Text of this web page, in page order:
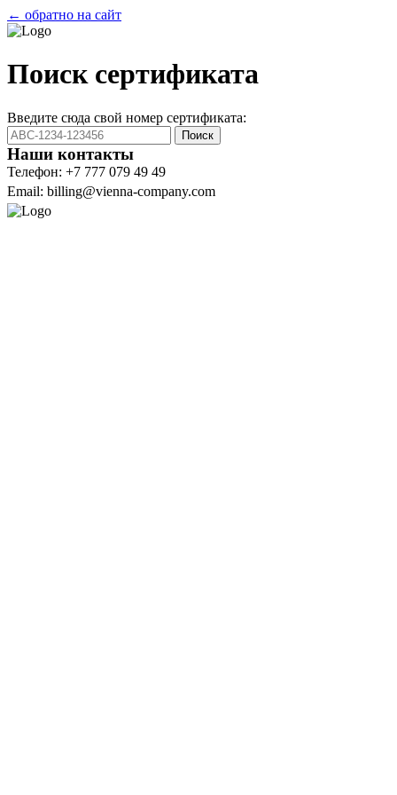
← обратно на сайт
Поиск сертификата
Введите сюда свой номер сертификата:
Поиск
Наши контакты
Телефон: +7 777 079 49 49
Email: billing@vienna-company.com